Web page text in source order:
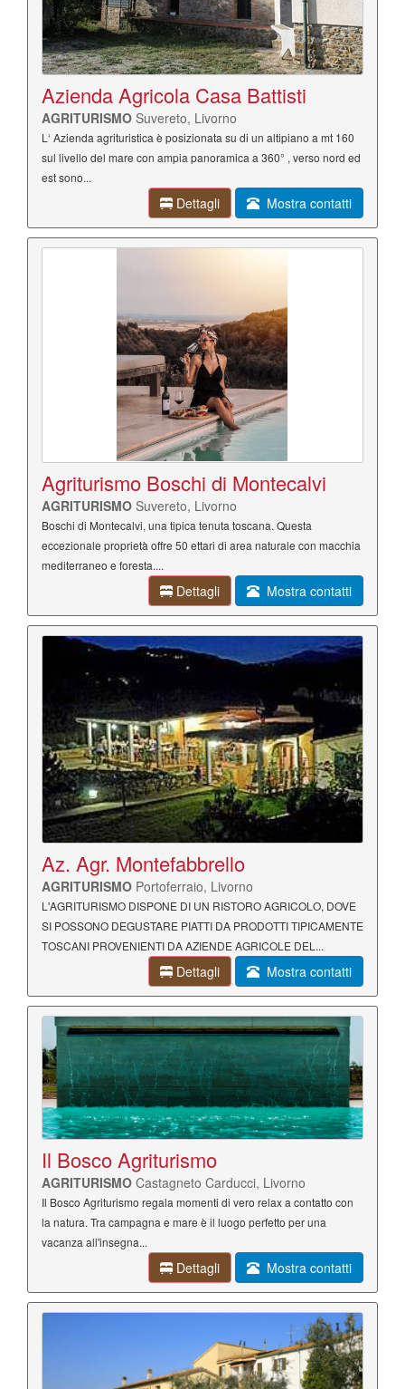
Azienda Agricola Casa Battisti
AGRITURISMO Suvereto, Livorno
L‘ Azienda agrituristica è posizionata su di un altipiano a mt 160
sul livello del mare con ampia panoramica a 360° , verso nord ed
est sono...
Dettagli Mostra contatti
Agriturismo Boschi di Montecalvi
AGRITURISMO Suvereto, Livorno
Boschi di Montecalvi, una tipica tenuta toscana. Questa
eccezionale proprietà offre 50 ettari di area naturale con macchia
mediterraneo e foresta....
Dettagli Mostra contatti
Az. Agr. Montefabbrello
AGRITURISMO Portoferraio, Livorno
L'AGRITURISMO DISPONE DI UN RISTORO AGRICOLO, DOVE
SI POSSONO DEGUSTARE PIATTI DA PRODOTTI TIPICAMENTE
TOSCANI PROVENIENTI DA AZIENDE AGRICOLE DEL...
Dettagli Mostra contatti
Il Bosco Agriturismo
AGRITURISMO Castagneto Carducci, Livorno
Il Bosco Agriturismo regala momenti di vero relax a contatto con
la natura. Tra campagna e mare è il luogo perfetto per una
vacanza all'insegna...
Dettagli Mostra contatti